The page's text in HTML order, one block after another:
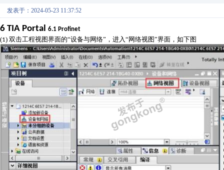
发表于：2024-05-23 11:37:52
6 TIA Portal 6.1 Profinet
(1) 双击工程视图界面的“设备与网络”，进入“网络视图”界面，如下图